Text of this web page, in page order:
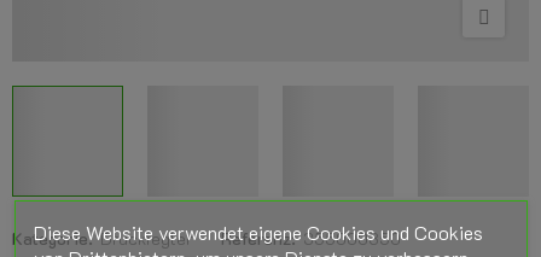
Kategorie: Druckregler Referenz: 355000350
Diese Website verwendet eigene Cookies und Cookies